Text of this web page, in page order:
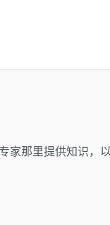
家那里提供知识，